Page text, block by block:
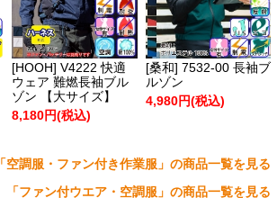
[HOOH] V4222 快適
ウェア 難燃長袖ブル
ゾン 【大サイズ】
8,180円(税込)
[桑和] 7532-00 長袖ブ
ルゾン
4,980円(税込)
「空調服・ファン付き作業服」の商品一覧を見る
「ファン付ウエア・空調服」の商品一覧を見る